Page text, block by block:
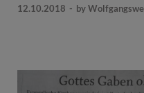
12.10.2018 - by